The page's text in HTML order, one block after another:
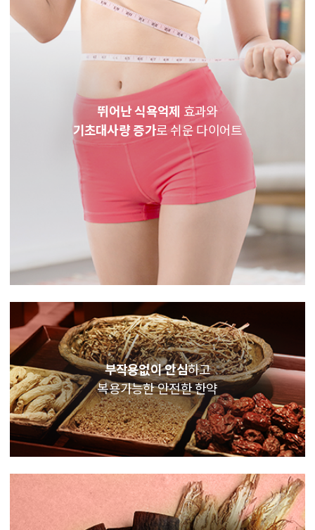
뛰어난 식욕억제 효과와
기초대사량 증가로 쉬운 다이어트
부작용없이 안심하고
복용가능한 안전한 한약